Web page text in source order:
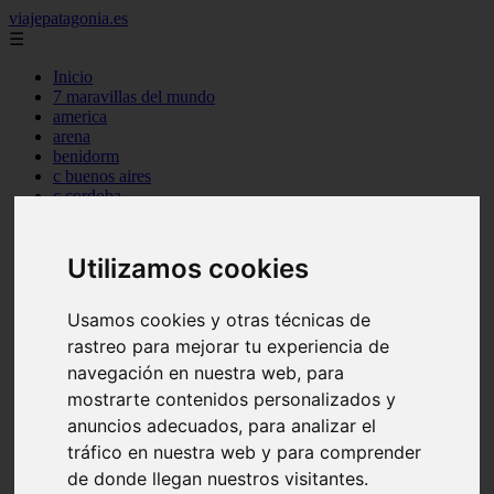
Utilizamos cookies
Usamos cookies y otras técnicas de
rastreo para mejorar tu experiencia de
navegación en nuestra web, para
mostrarte contenidos personalizados y
anuncios adecuados, para analizar el
tráfico en nuestra web y para comprender
de donde llegan nuestros visitantes.
viajepatagonia.es
☰
Inicio
7 maravillas del mundo
america
arena
benidorm
c buenos aires
c cordoba
c mendoza
c neuquen
c rio negro
c tierra de fuego
c tucuman
c zona austral
category
destinos
gijon